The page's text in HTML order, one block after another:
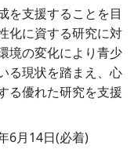
を支援することを目
化に資する研究に対
境の変化により青少
る現状を踏まえ、心
る優れた研究を支援
6月14日(必着)